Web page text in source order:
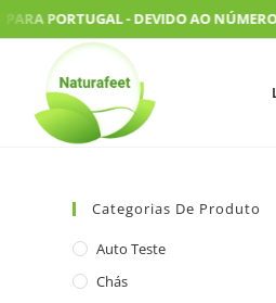
PORTUGAL - DEVIDO AO NÚMERO
Categorias De Produto
Auto Teste
Chás